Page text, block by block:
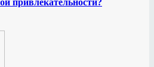
привлекательности?